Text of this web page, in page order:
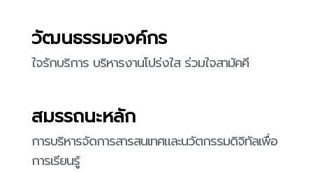
วัฒนธรรมองค์กร
ใจรักบริการ บริหารงานโปร่งใส ร่วมใจสามัคคี
สมรรถนะหลัก
การบริหารจัดการสารสนเทศและนวัตกรรมดิจิทัลเพื่อ
การเรียนรู้